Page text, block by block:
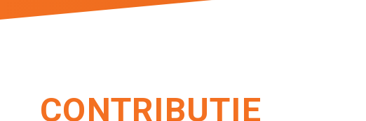
CONTRIBUTIE